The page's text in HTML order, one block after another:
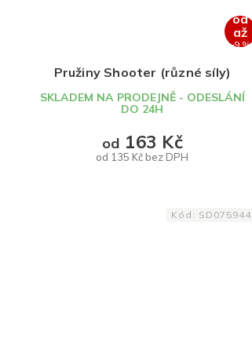
od
až
–9 %
Pružiny Shooter (různé síly)
SKLADEM NA PRODEJNĚ - ODESLÁNÍ
DO 24H
od 135 Kč bez DPH
od 163 Kč
Kód: SD075944